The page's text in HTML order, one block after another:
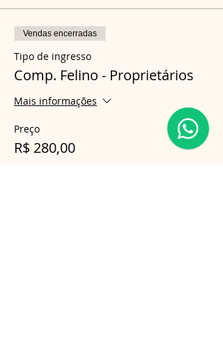
Vendas encerradas
Tipo de ingresso
Comp. Felino - Proprietários
Mais informações
Preço
R$ 280,00